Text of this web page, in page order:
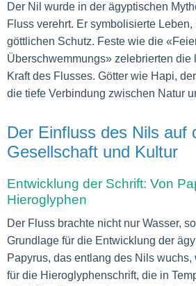
Der Nil wurde in der ägyptischen
Fluss verehrt. Er symbolisierte Leben,
göttlichen Schutz. Feste wie die
Überschwemmungs» zelebrierten die
Kraft des Flusses. Götter wie Hapi,
die tiefe Verbindung zwischen Natur
Der Einfluss des Nils auf
Gesellschaft und Kultur
Entwicklung der Schrift: Von
Hieroglyphen
Der Fluss brachte nicht nur Wasser,
Grundlage für die Entwicklung der
Papyrus, das entlang des Nils wuchs,
für die Hieroglyphenschrift, die in